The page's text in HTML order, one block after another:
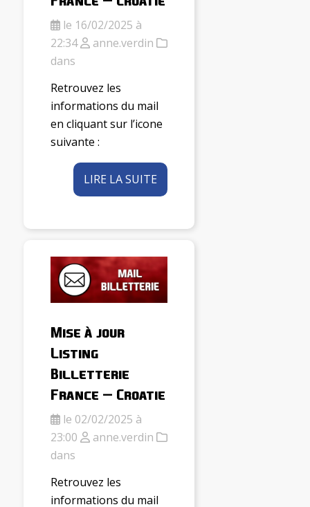
le 16/02/2025 à
22:34
anne.verdin
dans
Retrouvez les
informations du mail
en cliquant sur l’icone
suivante :
LIRE LA SUITE
Mise à jour
Listing
Billetterie
France – Croatie
le 02/02/2025 à
23:00
anne.verdin
dans
Retrouvez les
informations du mail